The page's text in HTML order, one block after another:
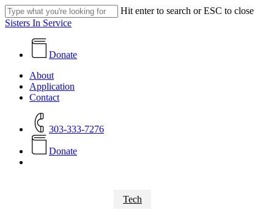
Skip
to
content
Hit enter to search or ESC to close
Close
Sisters In Service
Donate
search
Menu
About
Application
Contact
303-333-7276
Donate
Tech